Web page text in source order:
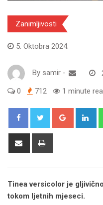
Zanimljivosti
5. Oktobra 2024.
By samir -
0 712 1 minute
Google+
Share
Tinea versicolor je
tokom ljetnih mjeseci.